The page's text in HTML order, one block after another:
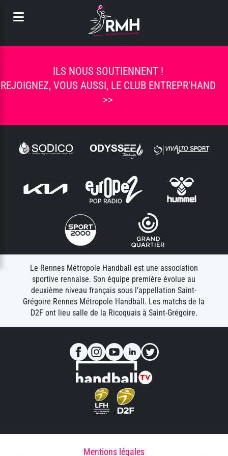
ILS NOUS SOUTIENNENT !
REJOIGNEZ, VOUS AUSSI, LE CLUB ENTREPR'HAND
>>
Le Rennes Métropole Handball est une association
sportive rennaise. Son équipe première évolue au
deuxième niveau français sous l’appellation Saint-
Grégoire Rennes Métropole Handball. Les matchs de la
D2F ont lieu salle de la Ricoquais à Saint-Grégoire.
Mentions légales
Panneau de gestion des cookies